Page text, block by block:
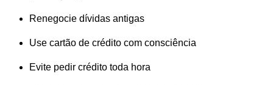
Renegocie dívidas antigas
Use cartão de crédito com consciência
Evite pedir crédito toda hora